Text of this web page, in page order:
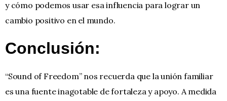
y cómo podemos usar esa influencia para lograr un
cambio positivo en el mundo.
Conclusión:
“Sound of Freedom” nos recuerda que la unión familiar
es una fuente inagotable de fortaleza y apoyo. A medida